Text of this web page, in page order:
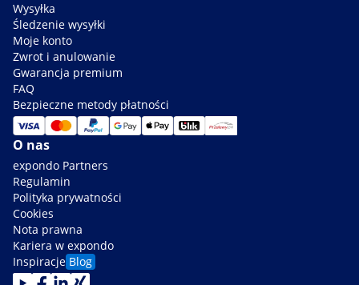
Wysyłka
Śledzenie wysyłki
Moje konto
Zwrot i anulowanie
Gwarancja premium
FAQ
Bezpieczne metody płatności
O nas
expondo Partners
Regulamin
Polityka prywatności
Cookies
Nota prawna
Kariera w expondo
Inspiracje Blog